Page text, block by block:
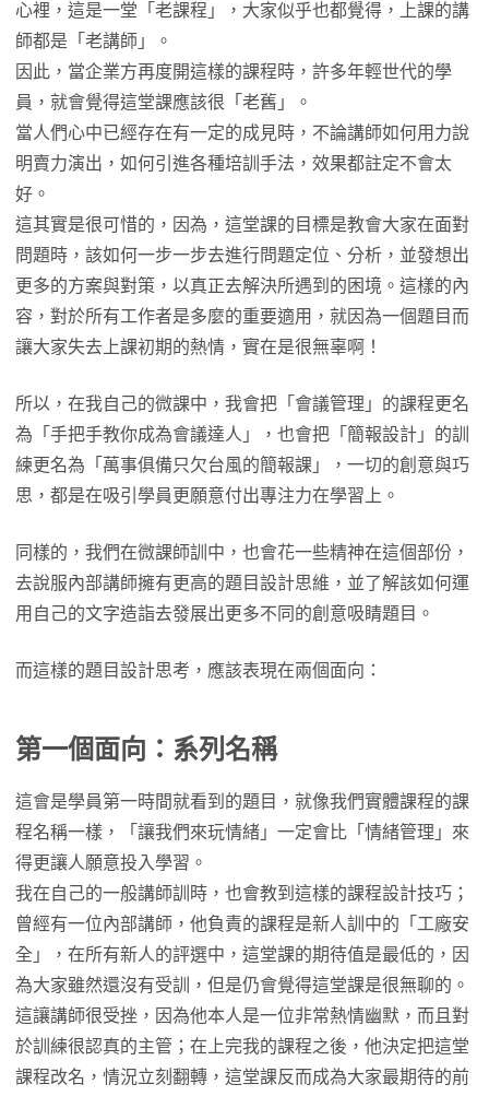
心裡，這是一堂「老課程」，大家似乎也都覺得，上課的講
師都是「老講師」。
因此，當企業方再度開這樣的課程時，許多年輕世代的學
員，就會覺得這堂課應該很「老舊」。
當人們心中已經存在有一定的成見時，不論講師如何用力說
明賣力演出，如何引進各種培訓手法，效果都註定不會太
好。
這其實是很可惜的，因為，這堂課的目標是教會大家在面對
問題時，該如何一步一步去進行問題定位、分析，並發想出
更多的方案與對策，以真正去解決所遇到的困境。這樣的內
容，對於所有工作者是多麼的重要適用，就因為一個題目而
讓大家失去上課初期的熱情，實在是很無辜啊！
所以，在我自己的微課中，我會把「會議管理」的課程更名
為「手把手教你成為會議達人」，也會把「簡報設計」的訓
練更名為「萬事俱備只欠台風的簡報課」，一切的創意與巧
思，都是在吸引學員更願意付出專注力在學習上。
同樣的，我們在微課師訓中，也會花一些精神在這個部份，
去說服內部講師擁有更高的題目設計思維，並了解該如何運
用自己的文字造詣去發展出更多不同的創意吸睛題目。
而這樣的題目設計思考，應該表現在兩個面向：
第一個面向：系列名稱
這會是學員第一時間就看到的題目，就像我們實體課程的課
程名稱一樣，「讓我們來玩情緒」一定會比「情緒管理」來
得更讓人願意投入學習。
我在自己的一般講師訓時，也會教到這樣的課程設計技巧；
曾經有一位內部講師，他負責的課程是新人訓中的「工廠安
全」，在所有新人的評選中，這堂課的期待值是最低的，因
為大家雖然還沒有受訓，但是仍會覺得這堂課是很無聊的。
這讓講師很受挫，因為他本人是一位非常熱情幽默，而且對
於訓練很認真的主管；在上完我的課程之後，他決定把這堂
課程改名，情況立刻翻轉，這堂課反而成為大家最期待的前